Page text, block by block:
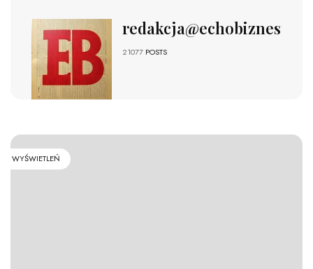
redakcja@echobiznesu.pl
21077 POSTS
WYŚWIETLEŃ